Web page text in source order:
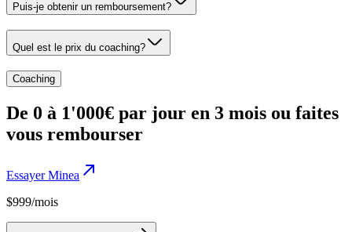
Puis-je obtenir un remboursement?
Quel est le prix du coaching?
Coaching
De 0 à 1'000€ par jour en 3 mois ou faites
vous rembourser
Essayer Minea
$999/mois